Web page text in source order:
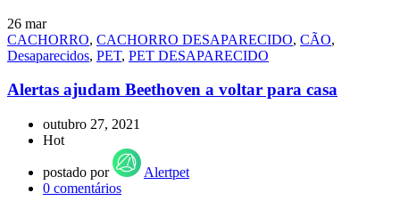
26 mar
CACHORRO, CACHORRO DESAPARECIDO, CÃO,
Desaparecidos, PET, PET DESAPARECIDO
Alertas ajudam Beethoven a voltar para casa
outubro 27, 2021
Hot
postado por
Alertpet
0 comentários